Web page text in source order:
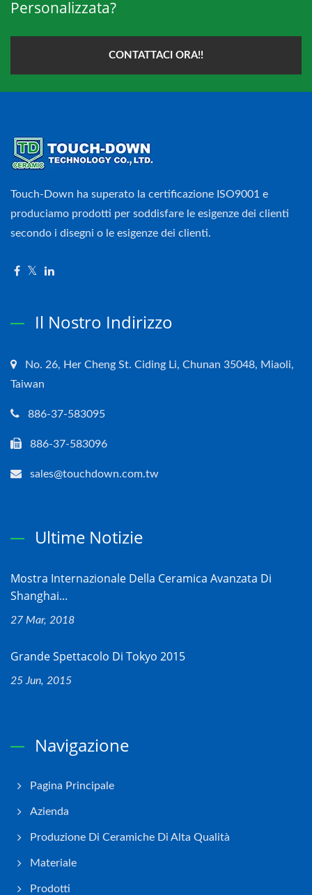
Personalizzata?
CONTATTACI ORA!!
Touch-Down ha superato la certificazione ISO9001 e
produciamo prodotti per soddisfare le esigenze dei clienti
secondo i disegni o le esigenze dei clienti.
Il Nostro Indirizzo
No. 26, Her Cheng St. Ciding Li, Chunan 35048, Miaoli,
Taiwan
886-37-583095
886-37-583096
sales@touchdown.com.tw
Ultime Notizie
Mostra Internazionale Della Ceramica Avanzata Di
Shanghai...
27 Mar, 2018
Grande Spettacolo Di Tokyo 2015
25 Jun, 2015
Navigazione
Pagina Principale
Azienda
Produzione Di Ceramiche Di Alta Qualità
Materiale
Prodotti